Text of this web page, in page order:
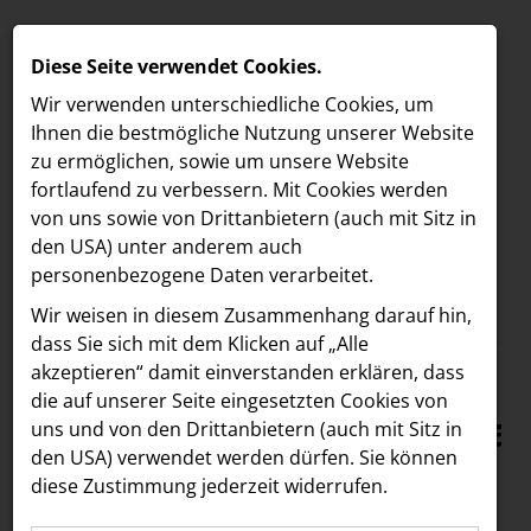
MELDUNGEN
LOEBELL NORDBERG
INNER
aehre
Astoria Artshow
B/S/H Hausgeräte
Meldungen /
Text Bilder
06.06.2025
Nachhaltigkeitsfestival
in der SCS: Stargast
Diese Seite verwendet Cookies.
Wir verwenden unterschiedliche Cookies, um
Ihnen die best­mögliche Nutzung unserer Website
zu ermöglichen, sowie um unsere Website
fortlaufend zu verbessern. Mit Cookies werden
von uns sowie von Drittanbietern (auch mit Sitz in
den USA) unter anderem auch
personenbezogene Daten verarbeitet.
Wir weisen in diesem Zusammenhang darauf hin,
dass Sie sich mit dem Klicken auf „Alle
akzeptieren“ damit ein­ver­standen erklären, dass
die auf unserer Seite eingesetzten Cookies von
uns und von den Drittanbietern (auch mit Sitz in
den USA) verwendet werden dürfen. Sie können
diese Zustimmung jederzeit widerrufen.